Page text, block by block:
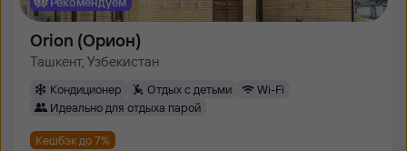
Orion (Орион)
Ташкент, Узбекистан
Кондиционер Отдых с детьми
Wi-Fi
Идеально для отдыха парой
Кешбэк до 7%